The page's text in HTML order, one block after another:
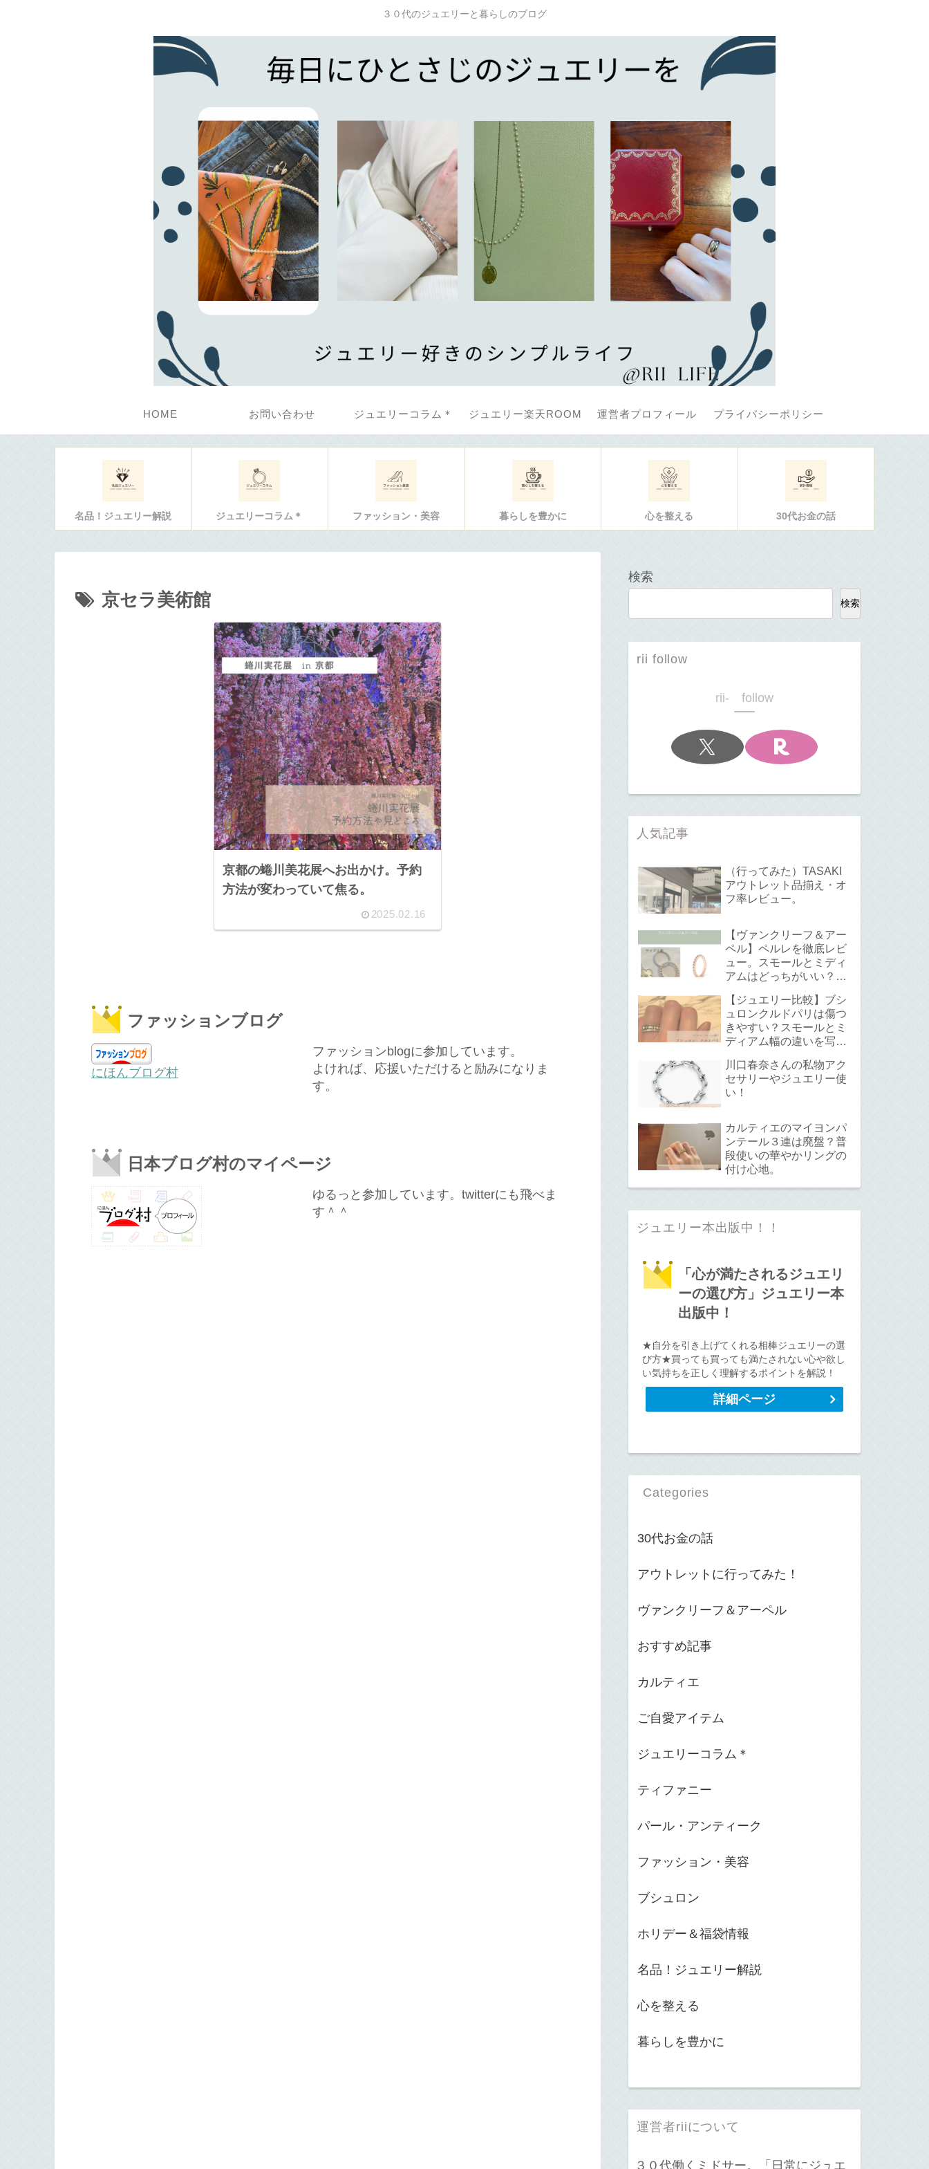
３０代のジュエリーと暮らしのブログ
HOME お問い合わせ ジュエリーコラム＊ ジュエリー楽天ROOM 運営者プロフィール プライバシーポリシー
名品！ジュエリー解説 ジュエリーコラム＊ ファッション・美容 暮らしを豊かに 心を整える 30代お金の話
京セラ美術館
京都の蜷川美花展へお出かけ。予約
方法が変わっていて焦る。
2025.02.16
ファッションブログ
にほんブログ村
ファッションblogに参加しています。
よければ、応援いただけると励みになりま
す。
日本ブログ村のマイページ
ゆるっと参加しています。twitterにも飛べま
す＾＾
検索
検索
rii follow
rii- follow
人気記事
（行ってみた）TASAKI
アウトレット品揃え・オ
フ率レビュー。
【ヴァンクリーフ＆アー
ペル】ペルレを徹底レビ
ュー。スモールとミディ
アムはどっちがいい？サ
て。
【ジュエリー比較】ブシ
ュロンクルドパリは傷つ
きやすい？スモールとミ
ディアム幅の違いを写真
川口春奈さんの私物アク
セサリーやジュエリー使
い！
カルティエのマイヨンパ
ンテール３連は廃盤？普
段使いの華やかリングの
付け心地。
ジュエリー本出版中！！
「心が満たされるジュエリ
ーの選び方」ジュエリー本
出版中！
★自分を引き上げてくれる相棒ジュエリーの選
び方★買っても買っても満たされない心や欲し
い気持ちを正しく理解するポイントを解説！
詳細ページ
Categories
30代お金の話
アウトレットに行ってみた！
ヴァンクリーフ＆アーペル
おすすめ記事
カルティエ
ご自愛アイテム
ジュエリーコラム＊
ティファニー
パール・アンティーク
ファッション・美容
ブシュロン
ホリデー＆福袋情報
名品！ジュエリー解説
心を整える
暮らしを豊かに
運営者riiについて
３０代働くミドサー。「日常にジュエ